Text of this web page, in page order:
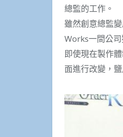
總監的工作。
雖然創意總監
Works一間公
即使現在製作
面進行改變，